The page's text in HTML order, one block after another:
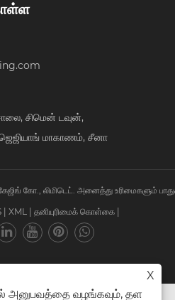
சிமென் டவுன்,
ஜெஜியாங் மாகாணம், சீனா
கோ., லிமிடெட். அனைத்து உரிமைகளும்
| XML | தனியுரிமைக் கொள்கை |
X
அனுபவத்தை வழங்கவும், தள